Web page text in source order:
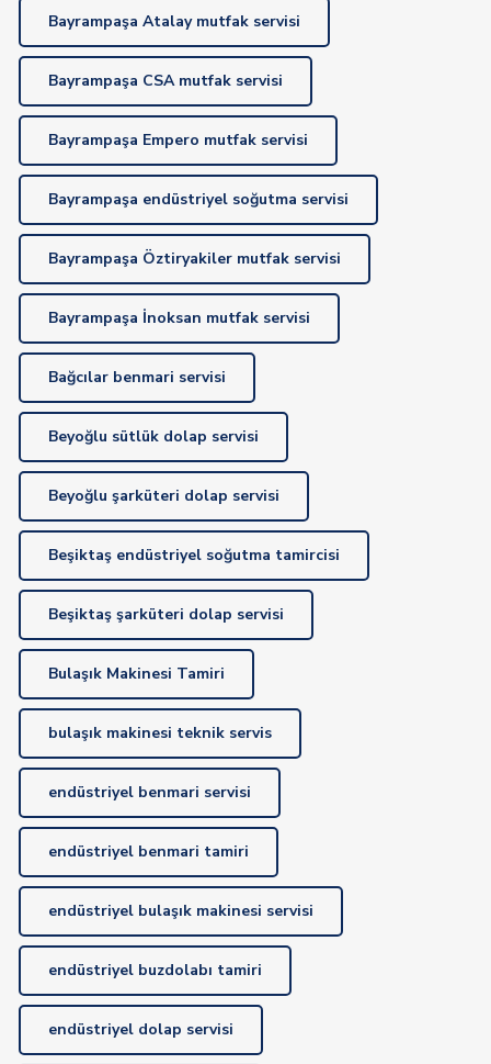
Bayrampaşa Atalay mutfak servisi
Bayrampaşa CSA mutfak servisi
Bayrampaşa Empero mutfak servisi
Bayrampaşa endüstriyel soğutma servisi
Bayrampaşa Öztiryakiler mutfak servisi
Bayrampaşa İnoksan mutfak servisi
Bağcılar benmari servisi
Beyoğlu sütlük dolap servisi
Beyoğlu şarküteri dolap servisi
Beşiktaş endüstriyel soğutma tamircisi
Beşiktaş şarküteri dolap servisi
Bulaşık Makinesi Tamiri
bulaşık makinesi teknik servis
endüstriyel benmari servisi
endüstriyel benmari tamiri
endüstriyel bulaşık makinesi servisi
endüstriyel buzdolabı tamiri
endüstriyel dolap servisi